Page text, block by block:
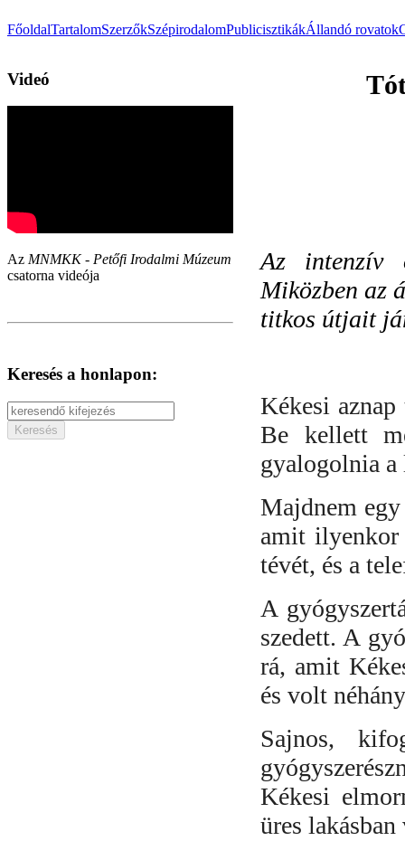
FőoldalTartalomSzerzőkSzépirodalomPublicisztikákÁllandó rovatok
Videó
Az MNMKK - Petőfi Irodalmi Múzeum
csatorna videója
Keresés a honlapon:
Az intenzív
Miközben az
titkos útjait
Kékesi
Be kellett
gyalogolnia a
Majdnem
amit ilyenkor
tévét, és a
A
szedett. A
rá, amit
és volt
Sajnos,
Kékesi
üres